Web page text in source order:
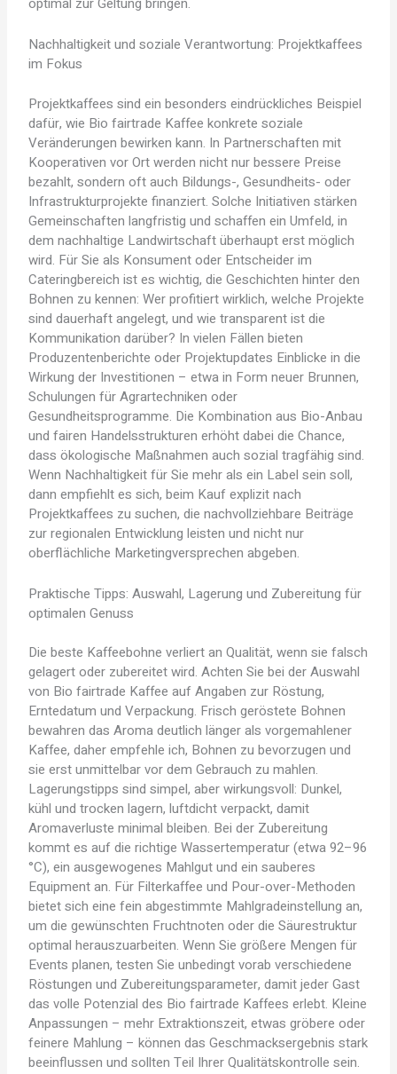
Nachhaltigkeit und soziale Verantwortung: Projektkaffees
im Fokus
Projektkaffees sind ein besonders eindrückliches Beispiel
dafür, wie Bio fairtrade Kaffee konkrete soziale
Veränderungen bewirken kann. In Partnerschaften mit
Kooperativen vor Ort werden nicht nur bessere Preise
bezahlt, sondern oft auch Bildungs-, Gesundheits- oder
Infrastrukturprojekte finanziert. Solche Initiativen stärken
Gemeinschaften langfristig und schaffen ein Umfeld, in
dem nachhaltige Landwirtschaft überhaupt erst möglich
wird. Für Sie als Konsument oder Entscheider im
Cateringbereich ist es wichtig, die Geschichten hinter den
Bohnen zu kennen: Wer profitiert wirklich, welche Projekte
sind dauerhaft angelegt, und wie transparent ist die
Kommunikation darüber? In vielen Fällen bieten
Produzentenberichte oder Projektupdates Einblicke in die
Wirkung der Investitionen – etwa in Form neuer Brunnen,
Schulungen für Agrartechniken oder
Gesundheitsprogramme. Die Kombination aus Bio-Anbau
und fairen Handelsstrukturen erhöht dabei die Chance,
dass ökologische Maßnahmen auch sozial tragfähig sind.
Wenn Nachhaltigkeit für Sie mehr als ein Label sein soll,
dann empfiehlt es sich, beim Kauf explizit nach
Projektkaffees zu suchen, die nachvollziehbare Beiträge
zur regionalen Entwicklung leisten und nicht nur
oberflächliche Marketingversprechen abgeben.
Praktische Tipps: Auswahl, Lagerung und Zubereitung für
optimalen Genuss
Die beste Kaffeebohne verliert an Qualität, wenn sie falsch
gelagert oder zubereitet wird. Achten Sie bei der Auswahl
von Bio fairtrade Kaffee auf Angaben zur Röstung,
Erntedatum und Verpackung. Frisch geröstete Bohnen
bewahren das Aroma deutlich länger als vorgemahlener
Kaffee, daher empfehle ich, Bohnen zu bevorzugen und
sie erst unmittelbar vor dem Gebrauch zu mahlen.
Lagerungstipps sind simpel, aber wirkungsvoll: Dunkel,
kühl und trocken lagern, luftdicht verpackt, damit
Aromaverluste minimal bleiben. Bei der Zubereitung
kommt es auf die richtige Wassertemperatur (etwa 92–96
°C), ein ausgewogenes Mahlgut und ein sauberes
Equipment an. Für Filterkaffee und Pour-over-Methoden
bietet sich eine fein abgestimmte Mahlgradeinstellung an,
um die gewünschten Fruchtnoten oder die Säurestruktur
optimal herauszuarbeiten. Wenn Sie größere Mengen für
Events planen, testen Sie unbedingt vorab verschiedene
Röstungen und Zubereitungsparameter, damit jeder Gast
das volle Potenzial des Bio fairtrade Kaffees erlebt. Kleine
Anpassungen – mehr Extraktionszeit, etwas gröbere oder
feinere Mahlung – können das Geschmacksergebnis stark
beeinflussen und sollten Teil Ihrer Qualitätskontrolle sein.